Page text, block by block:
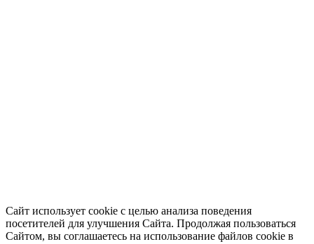
Сайт использует cookie с целью анализа поведения
посетителей для улучшения Сайта. Продолжая пользоваться
Сайтом, вы соглашаетесь на использование файлов cookie в